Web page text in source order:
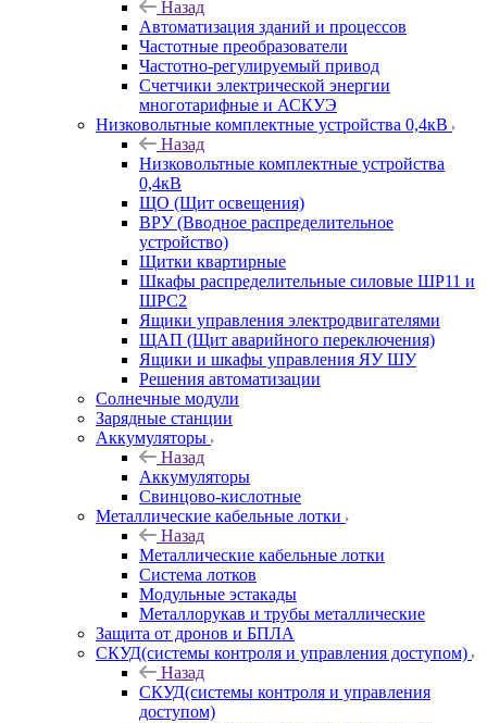
Назад
Автоматизация зданий и процессов
Частотные преобразователи
Частотно-регулируемый привод
Счетчики электрической энергии
многотарифные и АСКУЭ
Низковольтные комплектные устройства 0,4кВ
Назад
Низковольтные комплектные устройства
0,4кВ
ЩО (Щит освещения)
ВРУ (Вводное распределительное
устройство)
Щитки квартирные
Шкафы распределительные силовые ШР11 и
ШРС2
Ящики управления электродвигателями
ЩАП (Щит аварийного переключения)
Ящики и шкафы управления ЯУ ШУ
Решения автоматизации
Солнечные модули
Зарядные станции
Аккумуляторы
Назад
Аккумуляторы
Свинцово-кислотные
Металлические кабельные лотки
Назад
Металлические кабельные лотки
Система лотков
Модульные эстакады
Металлорукав и трубы металлические
Защита от дронов и БПЛА
СКУД(системы контроля и управления доступом)
Назад
СКУД(системы контроля и управления
доступом)